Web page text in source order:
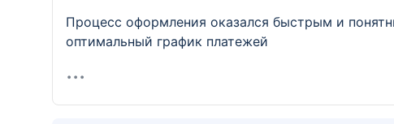
Процесс оформления оказался быстрым и
оптимальный график платежей